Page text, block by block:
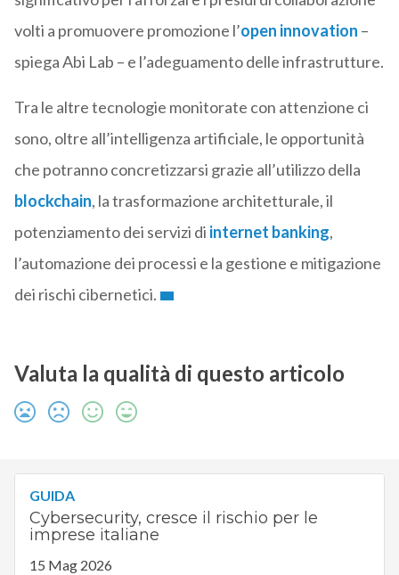
volti a promuovere promozione l’open innovation –
spiega Abi Lab – e l’adeguamento delle infrastrutture.
Tra le altre tecnologie monitorate con attenzione ci
sono, oltre all’intelligenza artificiale, le opportunità
che potranno concretizzarsi grazie all’utilizzo della
blockchain, la trasformazione architetturale, il
potenziamento dei servizi di internet banking,
l’automazione dei processi e la gestione e mitigazione
dei rischi cibernetici.
Valuta la qualità di questo articolo
GUIDA
Cybersecurity, cresce il rischio per le
imprese italiane
15 Mag 2026